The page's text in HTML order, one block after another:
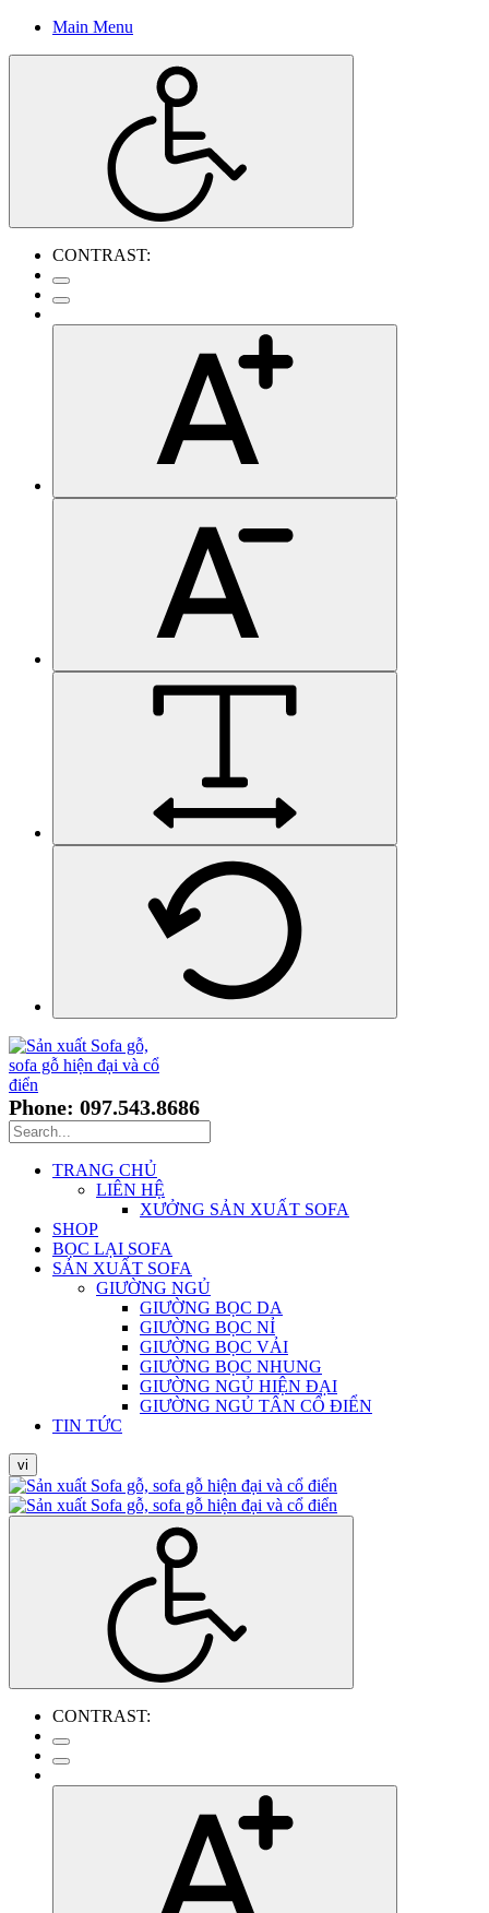
Main Menu
CONTRAST:
Phone: 097.543.8686
TRANG CHỦ
LIÊN HỆ
XƯỞNG SẢN XUẤT SOFA
SHOP
BỌC LẠI SOFA
SẢN XUẤT SOFA
GIƯỜNG NGỦ
GIƯỜNG BỌC DA
GIƯỜNG BỌC NỈ
GIƯỜNG BỌC VẢI
GIƯỜNG BỌC NHUNG
GIƯỜNG NGỦ HIỆN ĐẠI
GIƯỜNG NGỦ TÂN CỔ ĐIỂN
TIN TỨC
vi
CONTRAST: